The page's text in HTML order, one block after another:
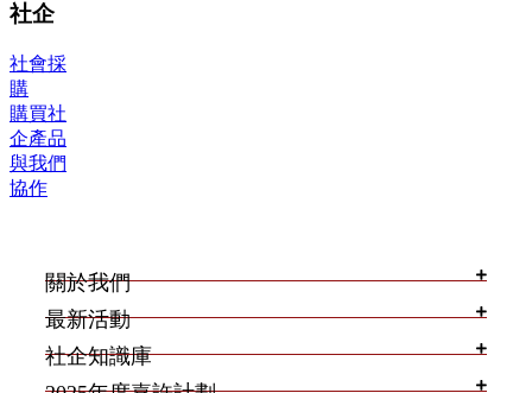
社企
社會採
購
購買社
企產品
與我們
協作
關於我們
最新活動
社企知識庫